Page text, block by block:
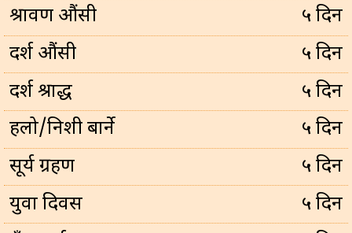
श्रावण औंसी
५ दिन
दर्श औंसी
५ दिन
दर्श श्राद्ध
५ दिन
हलो/निशी बार्ने
५ दिन
सूर्य ग्रहण
५ दिन
युवा दिवस
५ दिन